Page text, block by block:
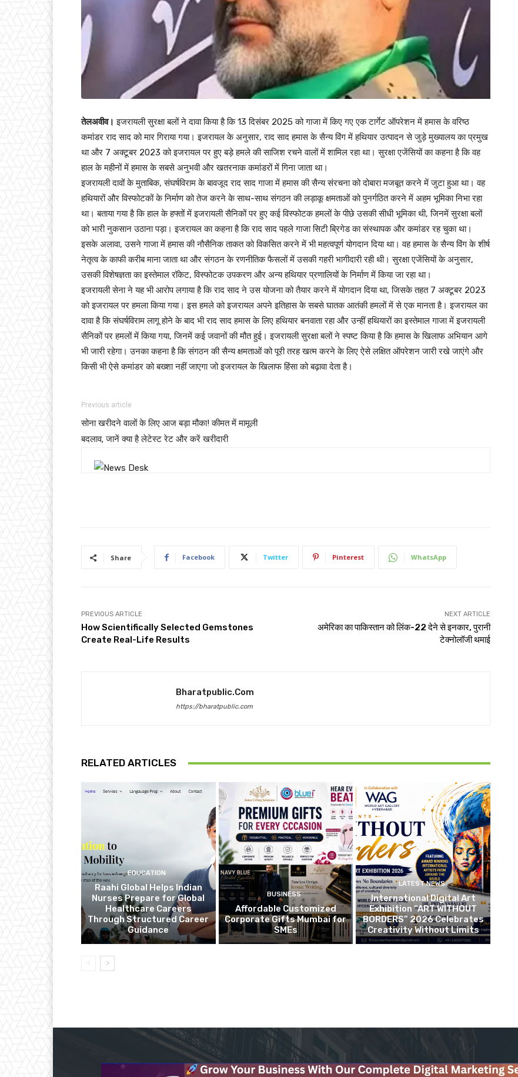
तेलअवीव। इजरायली सुरक्षा बलों ने दावा किया है कि 13 दिसंबर 2025 को गाजा में किए गए एक टार्गेट ऑपरेशन में हमास के वरिष्ठ
कमांडर राद साद को मार गिराया गया। इजरायल के अनुसार, राद साद हमास के सैन्य विंग में हथियार उत्पादन से जुड़े मुख्यालय का प्रमुख
था और 7 अक्टूबर 2023 को इजरायल पर हुए बड़े हमले की साजिश रचने वालों में शामिल रहा था। सुरक्षा एजेंसियों का कहना है कि वह
हाल के महीनों में हमास के सबसे अनुभवी और खतरनाक कमांडरों में गिना जाता था।
इजरायली दावों के मुताबिक, संघर्षविराम के बावजूद राद साद गाजा में हमास की सैन्य संरचना को दोबारा मजबूत करने में जुटा हुआ था। वह
हथियारों और विस्फोटकों के निर्माण को तेज करने के साथ-साथ संगठन की लड़ाकू क्षमताओं को पुनर्गठित करने में अहम भूमिका निभा रहा
था। बताया गया है कि हाल के हफ्तों में इजरायली सैनिकों पर हुए कई विस्फोटक हमलों के पीछे उसकी सीधी भूमिका थी, जिनमें सुरक्षा बलों
को भारी नुकसान उठाना पड़ा। इजरायल का कहना है कि राद साद पहले गाजा सिटी ब्रिगेड का संस्थापक और कमांडर रह चुका था।
इसके अलावा, उसने गाजा में हमास की नौसैनिक ताकत को विकसित करने में भी महत्वपूर्ण योगदान दिया था। वह हमास के सैन्य विंग के शीर्ष
नेतृत्व के काफी करीब माना जाता था और संगठन के रणनीतिक फैसलों में उसकी गहरी भागीदारी रही थी। सुरक्षा एजेंसियों के अनुसार,
उसकी विशेषज्ञता का इस्तेमाल रॉकेट, विस्फोटक उपकरण और अन्य हथियार प्रणालियों के निर्माण में किया जा रहा था।
इजरायली सेना ने यह भी आरोप लगाया है कि राद साद ने उस योजना को तैयार करने में योगदान दिया था, जिसके तहत 7 अक्टूबर 2023
को इजरायल पर हमला किया गया। इस हमले को इजरायल अपने इतिहास के सबसे घातक आतंकी हमलों में से एक मानता है। इजरायल का
दावा है कि संघर्षविराम लागू होने के बाद भी राद साद हमास के लिए हथियार बनवाता रहा और उन्हीं हथियारों का इस्तेमाल गाजा में इजरायली
सैनिकों पर हमलों में किया गया, जिनमें कई जवानों की मौत हुई। इजरायली सुरक्षा बलों ने स्पष्ट किया है कि हमास के खिलाफ अभियान आगे
भी जारी रहेगा। उनका कहना है कि संगठन की सैन्य क्षमताओं को पूरी तरह खत्म करने के लिए ऐसे लक्षित ऑपरेशन जारी रखे जाएंगे और
किसी भी ऐसे कमांडर को बख्शा नहीं जाएगा जो इजरायल के खिलाफ हिंसा को बढ़ावा देता है।
Previous article
सोना खरीदने वालों के लिए आज बड़ा मौका! कीमत में मामूली
बदलाव, जानें क्या है लेटेस्ट रेट और करें खरीदारी
Share Facebook Twitter Pinterest WhatsApp
PREVIOUS ARTICLE
How Scientifically Selected Gemstones
Create Real-Life Results
NEXT ARTICLE
अमेरिका का पाकिस्तान को लिंक-22 देने से इनकार, पुरानी
टेक्नोलॉजी थमाई
Bharatpublic.com
https://bharatpublic.com
RELATED ARTICLES
EDUCATION
Raahi Global Helps Indian
Nurses Prepare for Global
Healthcare Careers
Through Structured Career
Guidance
BUSINESS
Affordable Customized
Corporate Gifts Mumbai for
SMEs
LATEST NEWS
International Digital Art
Exhibition “ART WITHOUT
BORDERS” 2026 Celebrates
Creativity Without Limits